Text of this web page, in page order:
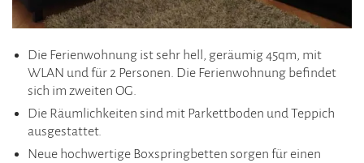
Die Ferienwohnung ist sehr hell, geräumig 45qm, mit
WLAN und für 2 Personen. Die Ferienwohnung befindet
sich im zweiten OG.
Die Räumlichkeiten sind mit Parkettboden und Teppich
ausgestattet.
Neue hochwertige Boxspringbetten sorgen für einen